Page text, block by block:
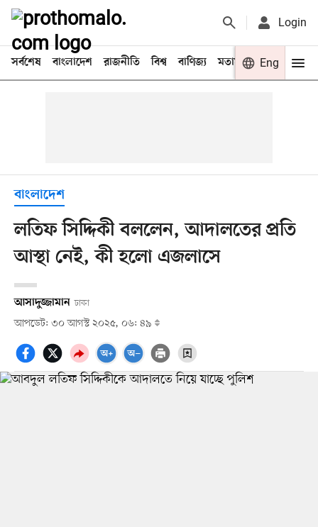
Login
সর্বশেষ বাংলাদেশ রাজনীতি বিশ্ব বাণিজ্য মতামত খেলা
Eng
বাংলাদেশ
লতিফ সিদ্দিকী বললেন, আদালতের প্রতি
আস্থা নেই, কী হলো এজলাসে
আসাদুজ্জামান ঢাকা
আপডেট: ৩০ আগস্ট ২০২৫, ০৬: ৪৯